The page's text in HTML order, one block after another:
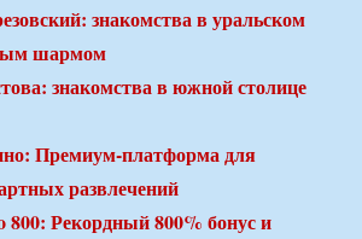
знакомства в уральском
шармом
знакомства в южной столице
Премиум-платформа для
развлечений
800: Рекордный 800% бонус и